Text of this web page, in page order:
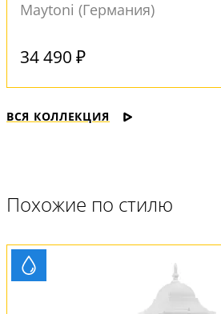
Maytoni (Германия)
34 490 ₽
ВСЯ КОЛЛЕКЦИЯ
Похожие по стилю